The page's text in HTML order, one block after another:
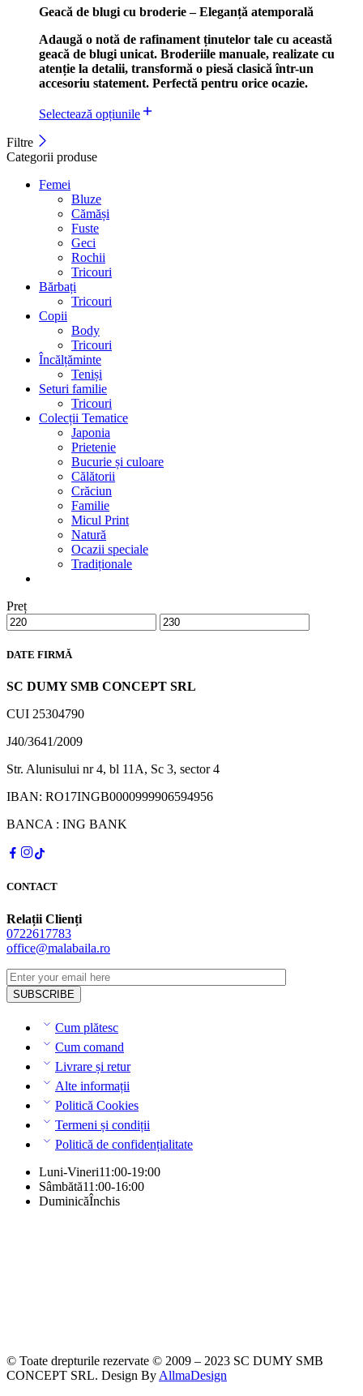
Geacă de blugi cu broderie – Eleganță atemporală
Adaugă o notă de rafinament ținutelor tale cu această
geacă de blugi unicat. Broderiile manuale, realizate cu
atenție la detalii, transformă o piesă clasică într-un
accesoriu statement. Perfectă pentru orice ocazie.
Selectează opțiunile
Filtre
Categorii produse
Femei
Bluze
Cămăși
Fuste
Geci
Rochii
Tricouri
Bărbați
Tricouri
Copii
Body
Tricouri
Încălțăminte
Teniși
Seturi familie
Tricouri
Colecții Tematice
Japonia
Prietenie
Bucurie și culoare
Călătorii
Crăciun
Familie
Micul Print
Natură
Ocazii speciale
Tradiționale
Preț
DATE FIRMĂ
SC DUMY SMB CONCEPT SRL
CUI 25304790
J40/3641/2009
Str. Alunisului nr 4, bl 11A, Sc 3, sector 4
IBAN: RO17INGB0000999906594956
BANCA : ING BANK
CONTACT
Relații Clienți
0722617783
office@malabaila.ro
Cum plătesc
Cum comand
Livrare și retur
Alte informații
Politică Cookies
Termeni și condiții
Politică de confidențialitate
Luni-Vineri11:00-19:00
Sâmbătă11:00-16:00
DuminicăÎnchis
© Toate drepturile rezervate © 2009 – 2023 SC DUMY SMB
CONCEPT SRL. Design By AllmaDesign